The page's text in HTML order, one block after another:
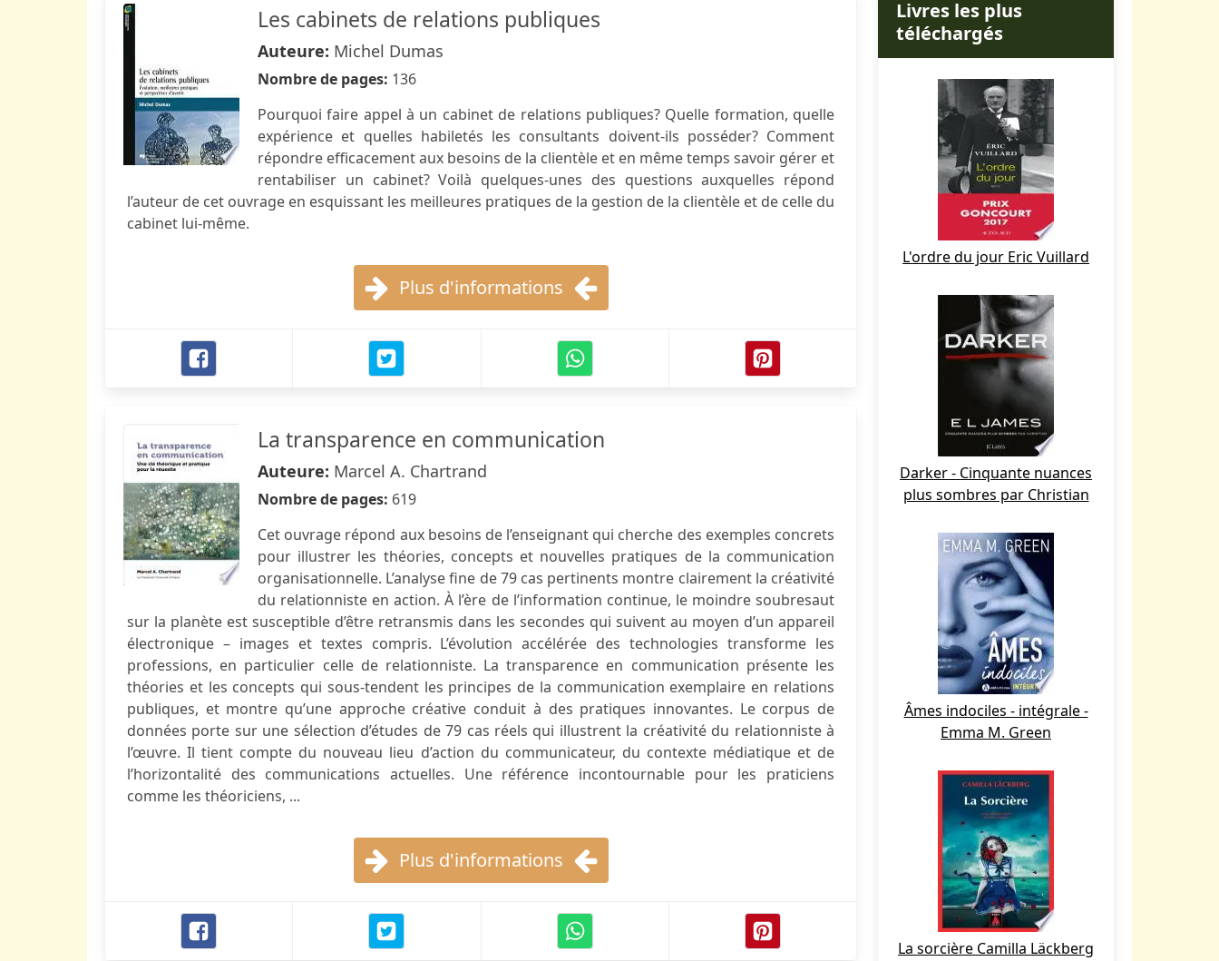
Les cabinets de relations publiques
Auteure: Michel Dumas
Nombre de pages: 136
Pourquoi faire appel à un cabinet de relations publiques? Quelle formation, quelle
expérience et quelles habiletés les consultants doivent-ils posséder? Comment
répondre efficacement aux besoins de la clientèle et en même temps savoir gérer et
rentabiliser un cabinet? Voilà quelques-unes des questions auxquelles répond
l’auteur de cet ouvrage en esquissant les meilleures pratiques de la gestion de la clientèle et de celle du
cabinet lui-même.
Plus d'informations
La transparence en communication
Auteure: Marcel A. Chartrand
Nombre de pages: 619
Cet ouvrage répond aux besoins de l’enseignant qui cherche des exemples concrets
pour illustrer les théories, concepts et nouvelles pratiques de la communication
organisationnelle. L’analyse fine de 79 cas pertinents montre clairement la créativité
du relationniste en action. À l’ère de l’information continue, le moindre soubresaut
sur la planète est susceptible d’être retransmis dans les secondes qui suivent au moyen d’un appareil
électronique – images et textes compris. L’évolution accélérée des technologies transforme les
professions, en particulier celle de relationniste. La transparence en communication présente les
théories et les concepts qui sous-tendent les principes de la communication exemplaire en relations
publiques, et montre qu’une approche créative conduit à des pratiques innovantes. Le corpus de
données porte sur une sélection d’études de 79 cas réels qui illustrent la créativité du relationniste à
l’œuvre. Il tient compte du nouveau lieu d’action du communicateur, du contexte médiatique et de
l’horizontalité des communications actuelles. Une référence incontournable pour les praticiens
comme les théoriciens, ...
Plus d'informations
Livres les plus
téléchargés
L'ordre du jour Eric Vuillard
Darker - Cinquante nuances
plus sombres par Christian
Âmes indociles - intégrale -
Emma M. Green
La sorcière Camilla Läckberg